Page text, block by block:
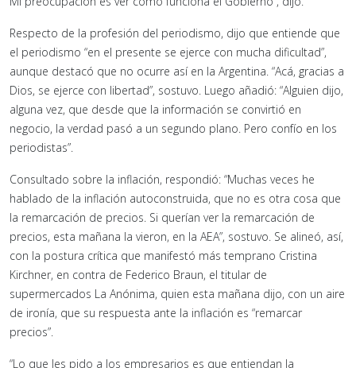
Respecto de la profesión del periodismo, dijo que entiende que
el periodismo “en el presente se ejerce con mucha dificultad”,
aunque destacó que no ocurre así en la Argentina. “Acá, gracias a
Dios, se ejerce con libertad”, sostuvo. Luego añadió: “Alguien dijo,
alguna vez, que desde que la información se convirtió en
negocio, la verdad pasó a un segundo plano. Pero confío en los
periodistas”.
Consultado sobre la inflación, respondió: “Muchas veces he
hablado de la inflación autoconstruida, que no es otra cosa que
la remarcación de precios. Si querían ver la remarcación de
precios, esta mañana la vieron, en la AEA”, sostuvo. Se alineó, así,
con la postura crítica que manifestó más temprano Cristina
Kirchner, en contra de Federico Braun, el titular de
supermercados La Anónima, quien esta mañana dijo, con un aire
de ironía, que su respuesta ante la inflación es “remarcar
precios”.
“Lo que les pido a los empresarios es que entiendan la